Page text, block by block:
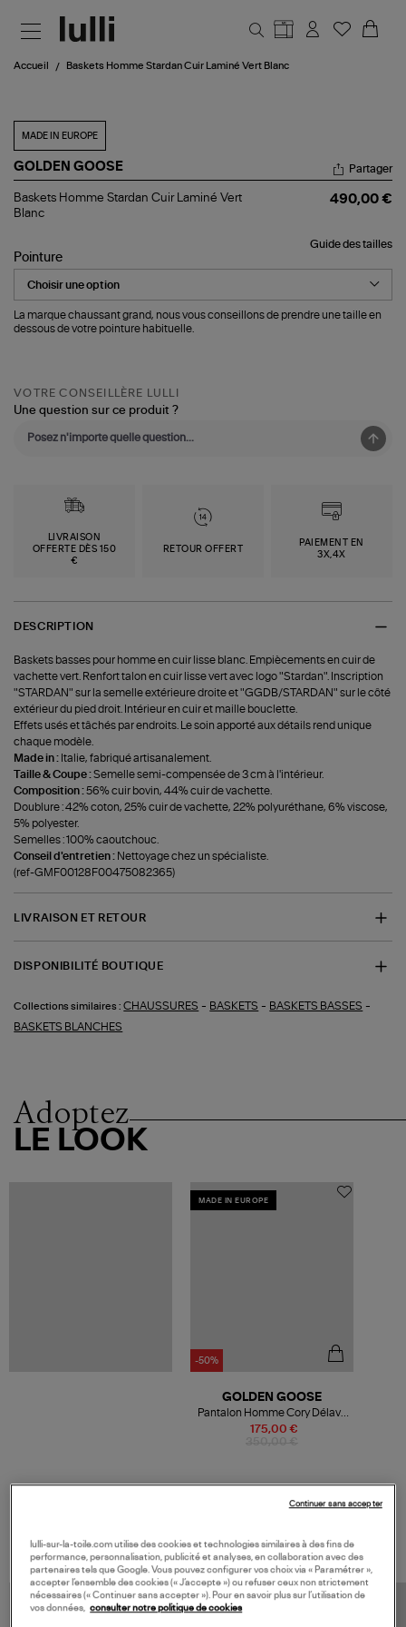
Accueil Baskets Homme Stardan Cuir Laminé Vert Blanc
MADE IN EUROPE
GOLDEN GOOSE
Baskets
Homme
Laminé
Vert
Blanc
Partager
Baskets Homme Stardan Cuir Laminé Vert
Blanc
490,00 €
Guide des tailles
Pointure
La marque chaussant grand, nous vous conseillons de prendre une taille en
dessous de votre pointure habituelle.
VOTRE CONSEILLÈRE LULLI
Une question sur ce produit ?
LIVRAISON
OFFERTE DÈS 150
€
RETOUR OFFERT
PAIEMENT EN
3X,4X
DESCRIPTION
Baskets basses pour homme en cuir lisse blanc. Empiècements en cuir de
vachette vert. Renfort talon en cuir lisse vert avec logo "Stardan". Inscription
"STARDAN" sur la semelle extérieure droite et "GGDB/STARDAN" sur le côté
extérieur du pied droit. Intérieur en cuir et maille bouclette.
Effets usés et tâchés par endroits. Le soin apporté aux détails rend unique
chaque modèle.
Made in : Italie, fabriqué artisanalement.
Taille & Coupe :Semelle semi-compensée de 3 cm à l'intérieur.
Composition :56% cuir bovin, 44% cuir de vachette.
Doublure : 42% coton, 25% cuir de vachette, 22% polyuréthane, 6% viscose,
5% polyester.
Semelles : 100% caoutchouc.
Conseil d'entretien : Nettoyage chez un spécialiste.
(ref-GMF00128F00475082365)
LIVRAISON ET RETOUR
DISPONIBILITÉ BOUTIQUE
Collections similaires : CHAUSSURES - BASKETS - BASKETS BASSES -
BASKETS BLANCHES
Adoptez
LE LOOK
MADE IN EUROPE
-50%
175,00 €
GOLDEN GOOSE
Pantalon Homme Cory Délavé
Noir
lulli-sur-la-toile.com utilise des cookies et technologies similaires à des fins de
performance, personnalisation, publicité et analyses, en collaboration avec des
partenaires tels que Google. Vous pouvez configurer vos choix via « Paramétrer »,
accepter l’ensemble des cookies (« J’accepte ») ou refuser ceux non strictement
nécessaires (« Continuer sans accepter »). Pour en savoir plus sur l’utilisation de
vos données, consulter notre politique de cookies
Continuer sans accepter